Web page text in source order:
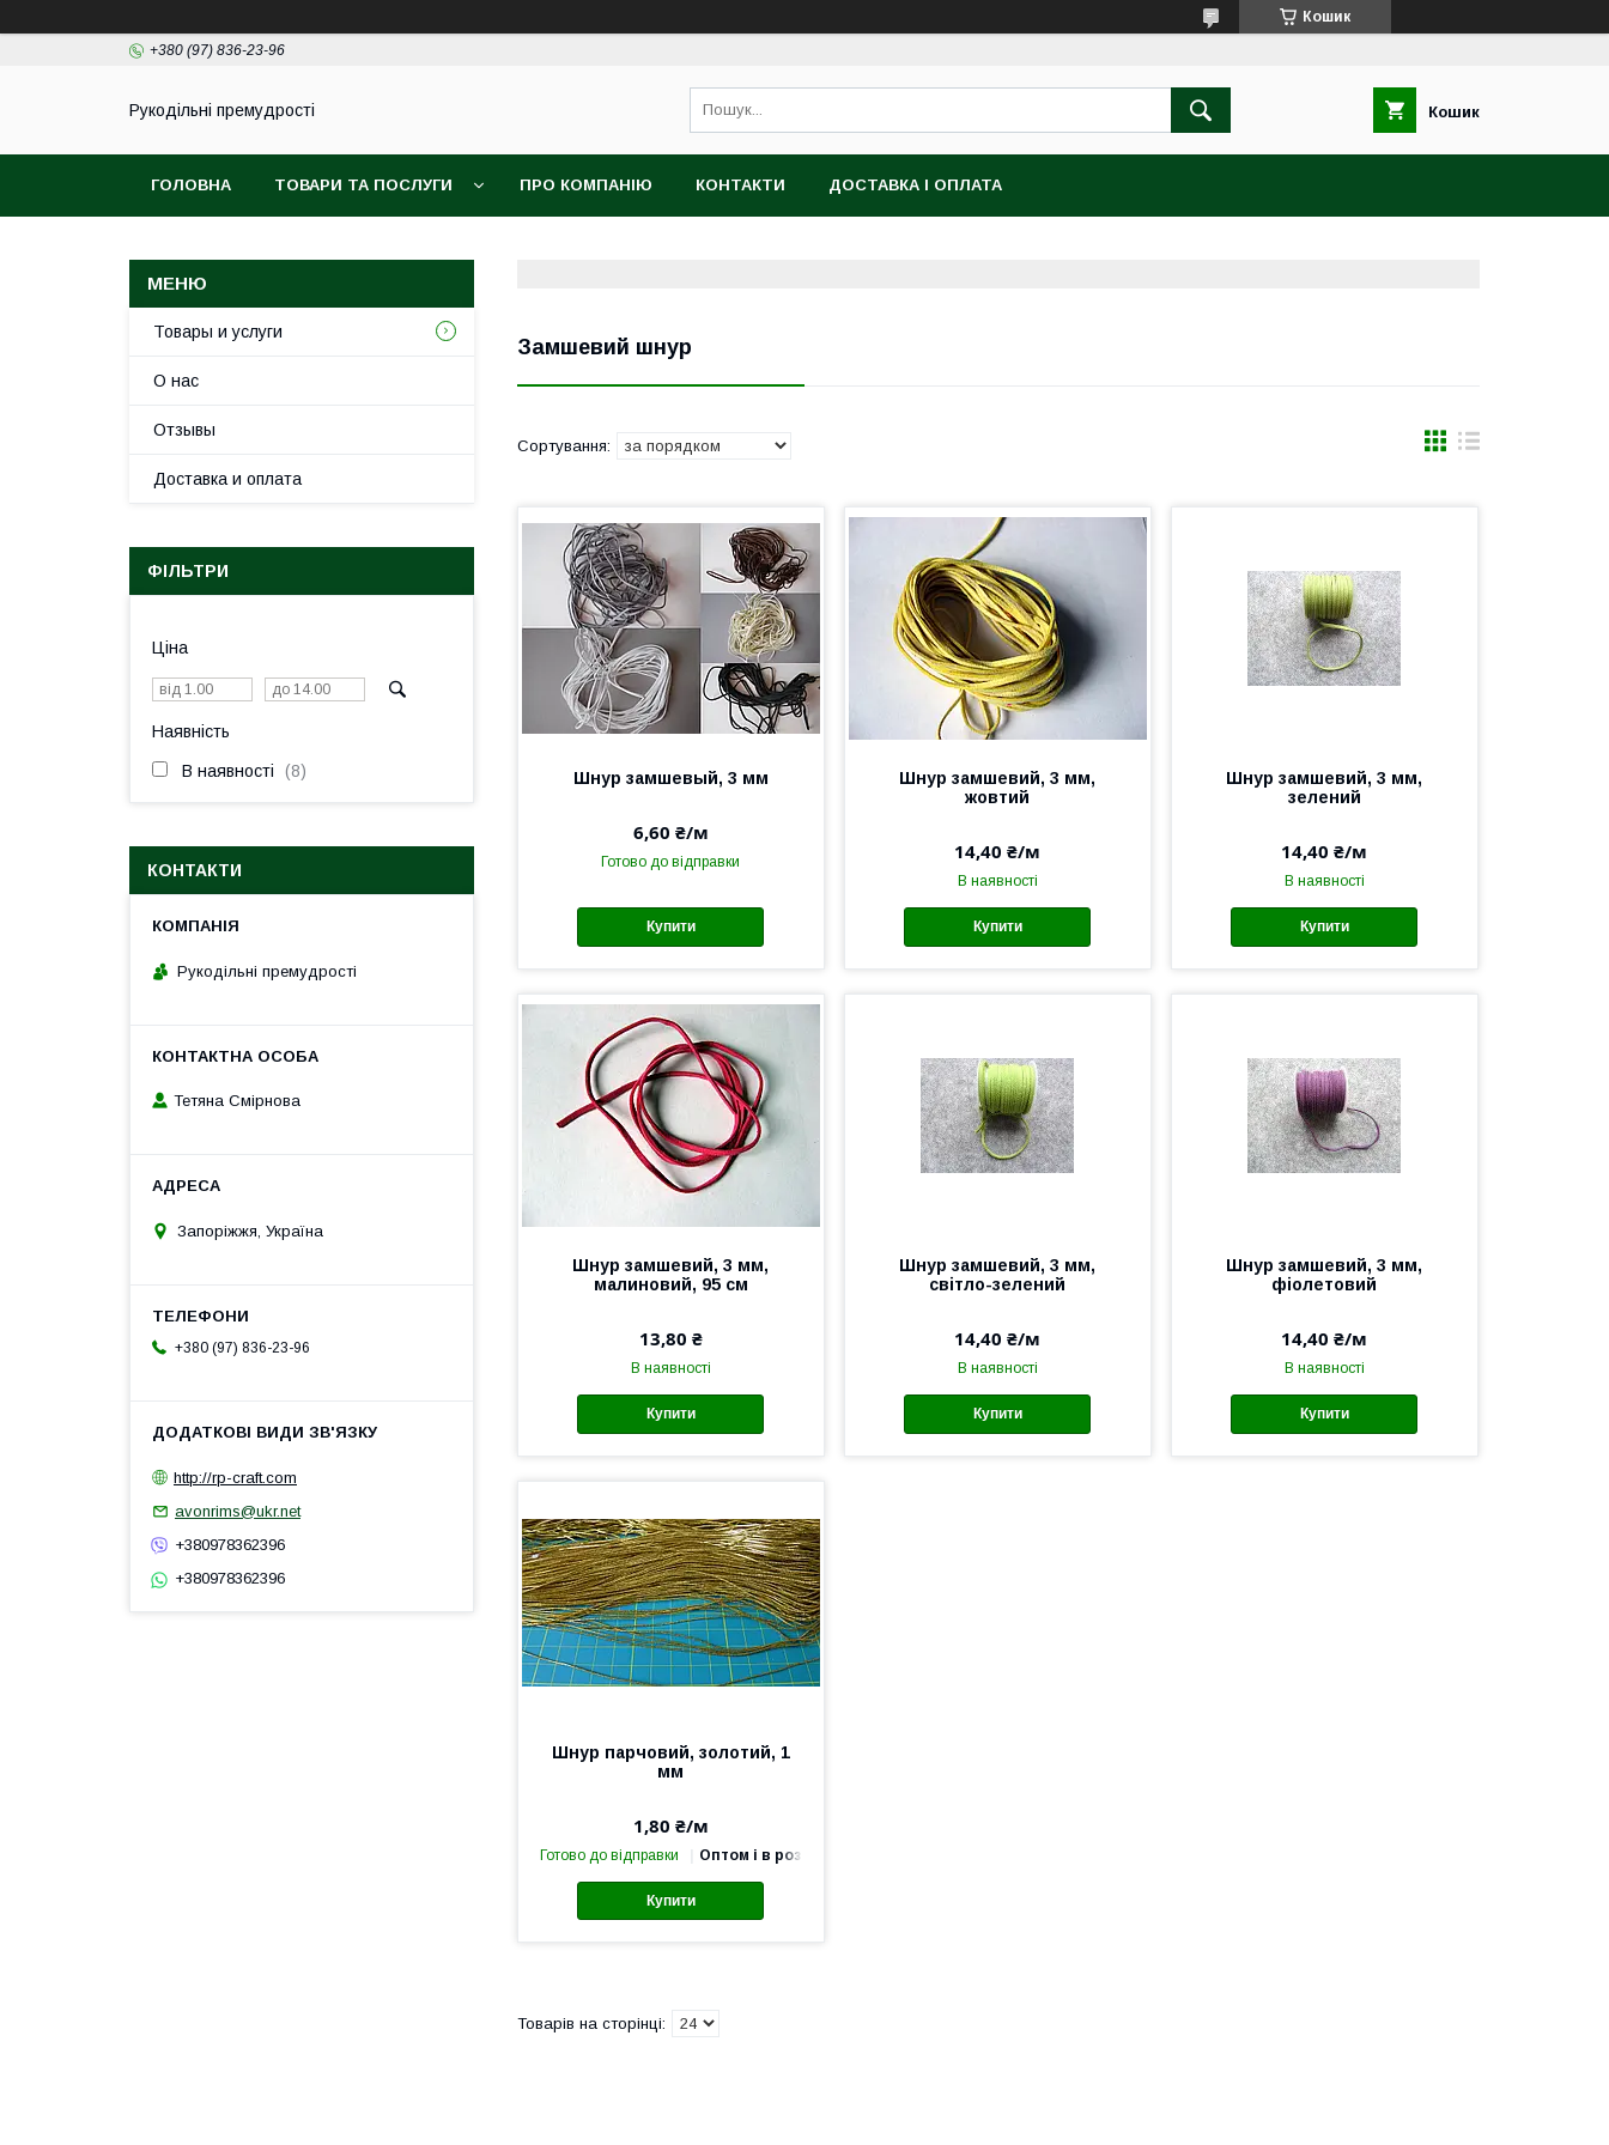
Кошик
+380 (97) 836-23-96
Рукодільні премудрості Кошик
ГОЛОВНА ТОВАРИ ТА ПОСЛУГИ ПРО КОМПАНІЮ КОНТАКТИ ДОСТАВКА І ОПЛАТА
Замшевий шнур
Шнур замшевый, 3 мм
6,60 ₴/м
Готово до відправки
Купити
Шнур замшевий, 3 мм,
жовтий
14,40 ₴/м
В наявності
Купити
Шнур замшевий, 3 мм,
зелений
14,40 ₴/м
В наявності
Купити
Шнур замшевий, 3 мм,
малиновий, 95 см
13,80 ₴
В наявності
Купити
Шнур замшевий, 3 мм,
світло-зелений
14,40 ₴/м
В наявності
Купити
Шнур замшевий, 3 мм,
фіолетовий
14,40 ₴/м
В наявності
Купити
Шнур парчовий, золотий, 1
мм
1,80 ₴/м
Готово до відправки Оптом і в роздріб
Купити
Товары и услуги
О нас
Отзывы
Доставка и оплата
ФІЛЬТРИ
Ціна
Наявність
В наявності 8
КОНТАКТИ
Рукодільні премудрості
Тетяна Смірнова
Запоріжжя, Україна
+380 (97) 836-23-96
http://rp-craft.com
avonrims@ukr.net
+380978362396
+380978362396